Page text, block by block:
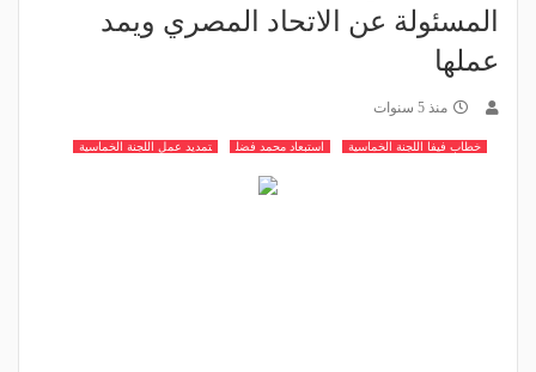
المسئولة عن الاتحاد المصري ويمد
عملها
منذ 5 سنوات
خطاب فيفا اللجنة الخماسية استبعاد محمد فضل تمديد عمل اللجنة الخماسية